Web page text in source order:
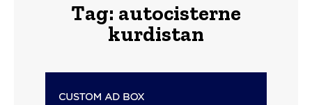
Tag: autocisterne
kurdistan